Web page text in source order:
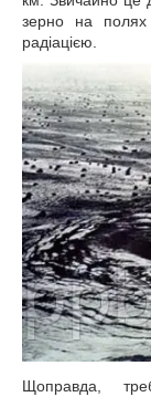
зерно на
радіацією.
Щоправда,